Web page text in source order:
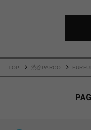
TOP 渋谷PARCO